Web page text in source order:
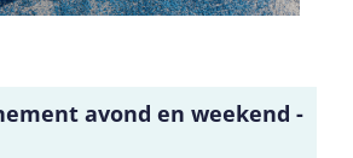
avond en weekend -